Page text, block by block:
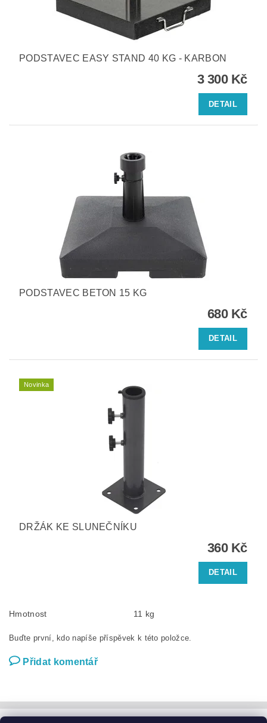
PODSTAVEC EASY STAND 40 KG - KARBON
3 300 Kč
DETAIL
PODSTAVEC BETON 15 KG
680 Kč
DETAIL
Novinka
DRŽÁK KE SLUNEČNÍKU
360 Kč
DETAIL
Hmotnost 11 kg
Buďte první, kdo napíše příspěvek k této položce.
Přidat komentář